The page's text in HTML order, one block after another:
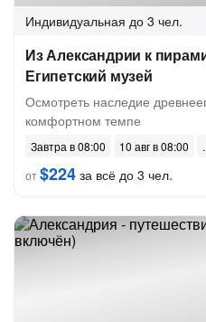
Индивидуальная до 3 чел.
Из Александрии к
Египетский музей
Осмотреть наследие
комфортном темпе
Завтра в 08:00
10 авг в 08:00
от$224 за всё до 3 чел.